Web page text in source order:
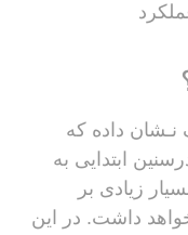
داده که
‌ابتدایی به
‌زیادی ‌بر
داشت. در این